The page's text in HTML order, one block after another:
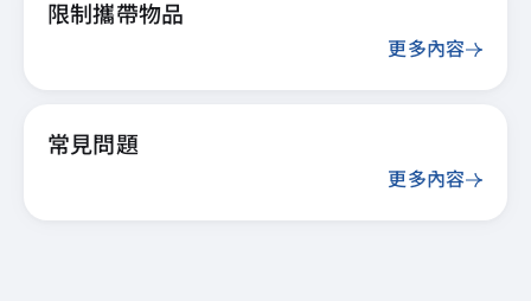
限制攜帶物品
更多內容
常見問題
更多內容